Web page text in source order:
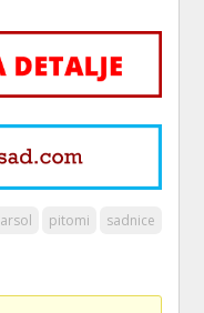
pitomi sadnice